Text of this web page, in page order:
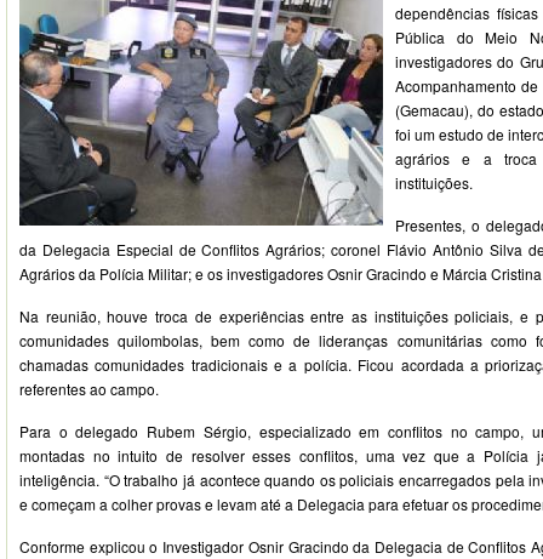
dependências
Pública do Meio
investigadores do
Acompanhamento
(Gemacau), do
foi um estudo de
agrários e a troca
instituições.
Presentes, o
da Delegacia Especial de Conflitos Agrários; coronel Flávio Antônio Silva
Agrários da Polícia Militar; e os investigadores Osnir Gracindo e Márcia
Na reunião, houve troca de experiências entre as instituições policiais, e
comunidades quilombolas, bem como de lideranças comunitárias como
chamadas comunidades tradicionais e a polícia. Ficou acordada a
referentes ao campo.
Para o delegado Rubem Sérgio, especializado em conflitos no campo,
montadas no intuito de resolver esses conflitos, uma vez que a Polícia
inteligência. “O trabalho já acontece quando os policiais encarregados pela
e começam a colher provas e levam até a Delegacia para efetuar os
Conforme explicou o Investigador Osnir Gracindo da Delegacia de Conflitos